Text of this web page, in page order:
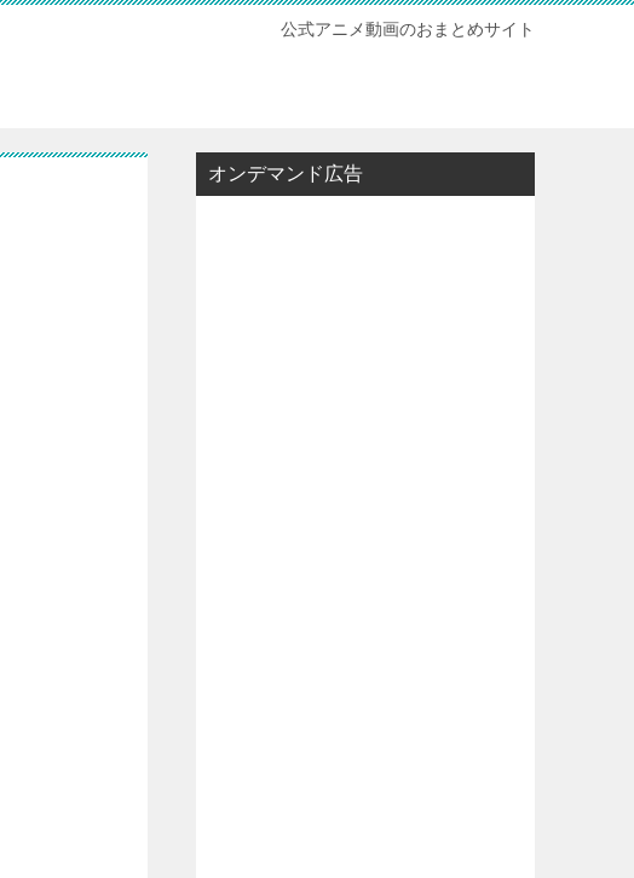
公式アニメ動画のおまとめサイト
オンデマンド広告